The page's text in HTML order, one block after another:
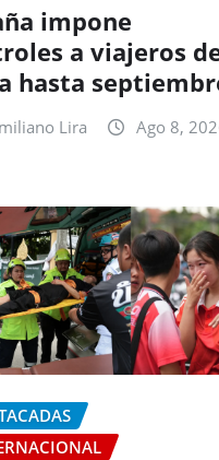
impone
a viajeros
hasta
Lira Ago 8,